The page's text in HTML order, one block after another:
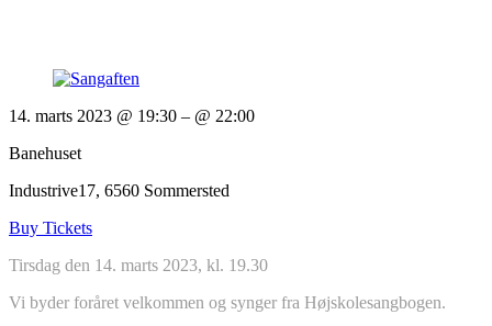
14. marts 2023 @ 19:30 – @ 22:00
Banehuset
Industrive17, 6560 Sommersted
Buy Tickets
Tirsdag den 14. marts 2023, kl. 19.30
Vi byder foråret velkommen og synger fra Højskolesangbogen.